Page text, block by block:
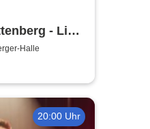
- Live
Halle
20:00 Uhr